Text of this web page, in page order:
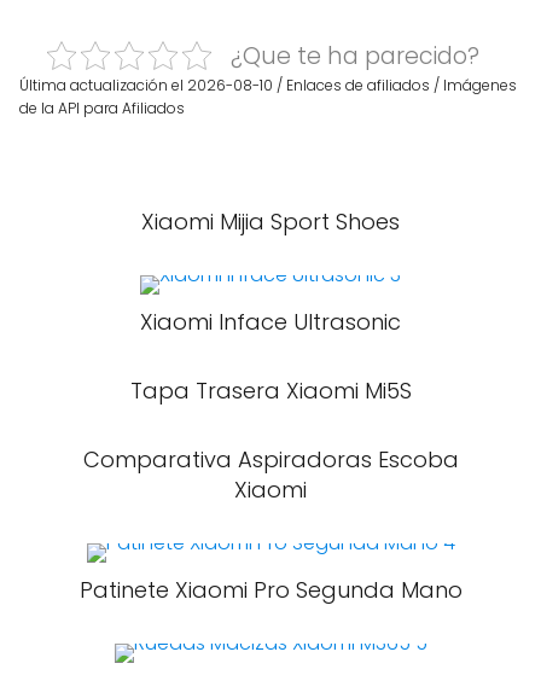
¿Que te ha parecido?
Última actualización el 2026-08-10 / Enlaces de afiliados / Imágenes
de la API para Afiliados
Xiaomi Mijia Sport Shoes
Xiaomi Inface Ultrasonic
Tapa Trasera Xiaomi Mi5S
Comparativa Aspiradoras Escoba
Xiaomi
Patinete Xiaomi Pro Segunda Mano